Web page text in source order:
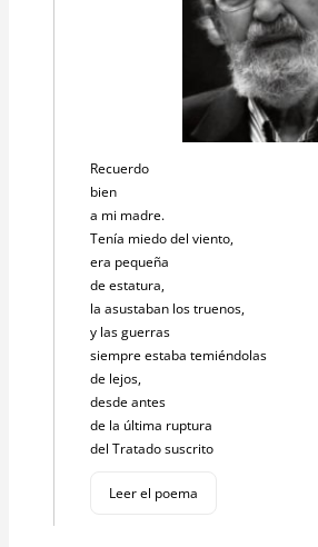
Recuerdo
bien
a mi madre.
Tenía miedo del viento,
era pequeña
de estatura,
la asustaban los truenos,
y las guerras
siempre estaba temiéndolas
de lejos,
desde antes
de la última ruptura
del Tratado suscrito
Leer el poema